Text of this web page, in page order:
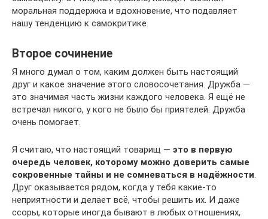
моральная поддержка и вдохновение, что подавляет
нашу тенденцию к самокритике.
Второе сочинение
Я много думал о том, каким должен быть настоящий
друг и какое значение этого словосочетания. Дружба —
это значимая часть жизни каждого человека. Я ещё не
встречал никого, у кого не было бы приятелей. Дружба
очень помогает.
Я считаю, что настоящий товарищ — это в первую
очередь человек, которому можно доверить самые
сокровенные тайны и не сомневаться в надёжности.
Друг оказывается рядом, когда у тебя какие-то
неприятности и делает всё, чтобы решить их. И даже
ссоры, которые иногда бывают в любых отношениях,